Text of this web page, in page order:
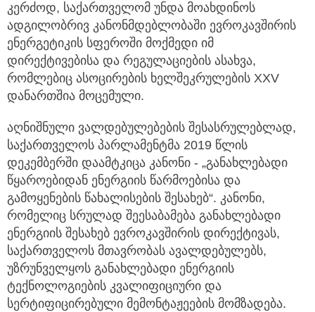
კერძოდ, საქართველომ უნდა მოახდინოს
ადგილობრივ კანონმდებლობაში ევროკავშირის
ენერგეტიკის სფეროში მოქმედი იმ
დირექტივებისა და რეგულაციების ასახვა,
რომლებიც ასოცირების ხელშეკრულების XXV
დანართშია მოცემული.
აღნიშნული ვალდებულებების შესასრულებლად,
საქართველოს პარლამენტმა 2019 წლის
დეკემბერში დაამტკიცა კანონი - „განახლებადი
წყაროებიდან ენერგიის წარმოებისა და
გამოყენების წახალისების შესახებ“. კანონი,
რომელიც სრულად შეესაბამება განახლებადი
ენერგიის შესახებ ევროკავშირის დირექტივას,
საქართველოს მთავრობას ავალდებულებს,
უზრუნველყოს განახლებადი ენერგიის
ტექნოლოგიების კვალიფიციური და
სერტიფიცირებული მემონტაჟეების მომზადება.